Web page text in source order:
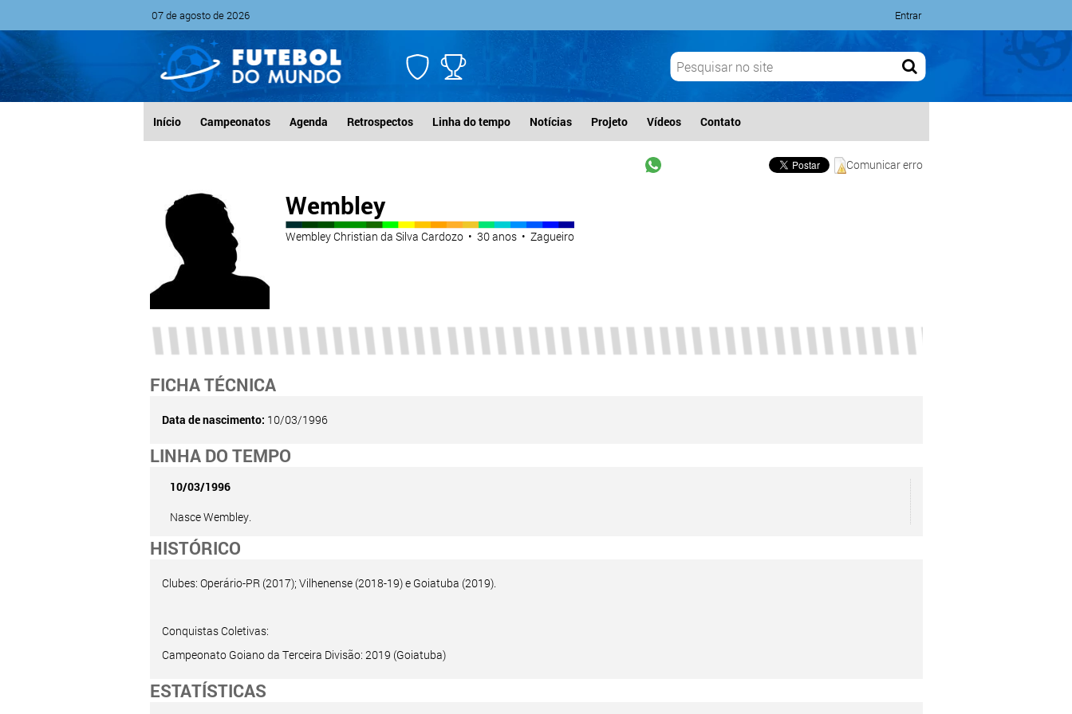
07 de agosto de 2026 Entrar
Início Campeonatos Agenda Retrospectos Linha do tempo Notícias Projeto Vídeos Contato
Comunicar erro
Wembley
Wembley Christian da Silva Cardozo • 30 anos • Zagueiro
FICHA TÉCNICA
Data de nascimento: 10/03/1996
LINHA DO TEMPO
10/03/1996
Nasce Wembley.
HISTÓRICO
Clubes: Operário-PR (2017); Vilhenense (2018-19) e Goiatuba (2019).
Conquistas Coletivas:
Campeonato Goiano da Terceira Divisão: 2019 (Goiatuba)
ESTATÍSTICAS